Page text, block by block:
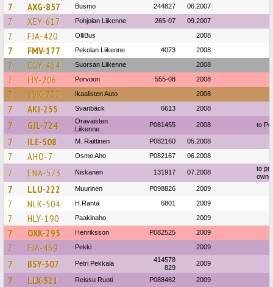
7 AXG-857 Busmo 244827 06.2007
7 XEY-617 Pohjolan Liikenne 265-07 09.2007
7 FJA-420 OlliBus 2008
7 FMV-177 Pekolan Liikenne 4073 2008
7 CGY-454 Suorsan Liikenne 2008
7 FIY-206 Porvoon 555-08 2008
7 YVK-735 Ikaalisten Auto 2008
7 AKI-255 Svanbäck 6613 2008
7 GJL-724
Oravaisten
Liikenne
P081455 2008 to
7 ILE-508 M. Raittinen P082160 05.2008
7 AHO-7 Osmo Aho P082167 06.2008
7 ENA-573 Niskanen 131917 07.2008
to
7 LLU-222 Muurinen P098826 2009
7 NLK-504 H.Ranta 6801 2009
7 HLY-190 Paakinaho 2009
7 OXK-295 Henriksson P082525 2009
7 FJA-469 Pekki 2009
7 BSY-307 Petri Pekkala
414578
829
2009
7 LLX-521 Reissu Ruoti P088462 2009